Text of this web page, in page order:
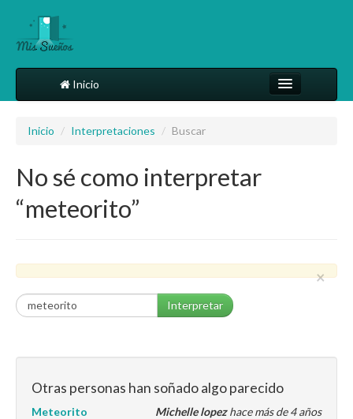
Inicio
Más
Inicio / Interpretaciones / Buscar
No sé como interpretar
“meteorito”
×
Interpretar
Otras personas han soñado algo parecido
Michelle lopezhace más de 4 años
Meteorito